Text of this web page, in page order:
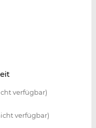
verfügbar)
verfügbar)